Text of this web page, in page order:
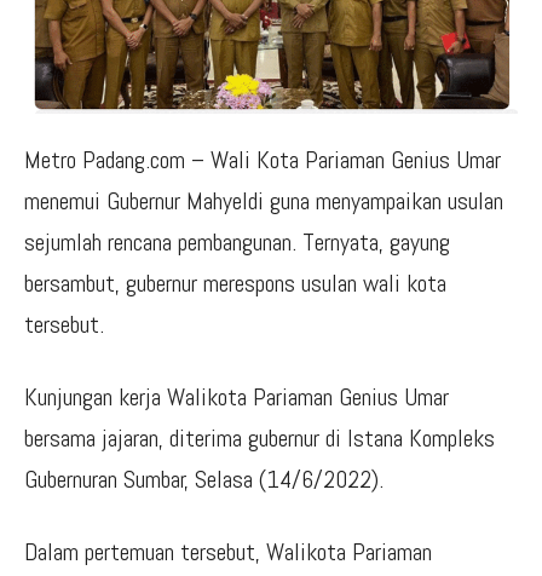
Metro Padang.com – Wali Kota Pariaman Genius Umar
menemui Gubernur Mahyeldi guna menyampaikan usulan
sejumlah rencana pembangunan. Ternyata, gayung
bersambut, gubernur merespons usulan wali kota
tersebut.
Kunjungan kerja Walikota Pariaman Genius Umar
bersama jajaran, diterima gubernur di Istana Kompleks
Gubernuran Sumbar, Selasa (14/6/2022).
Dalam pertemuan tersebut, Walikota Pariaman